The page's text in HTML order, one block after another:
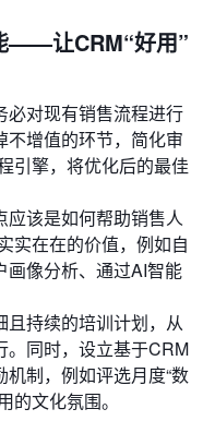
——让CRM“好用”
必对现有销售流程进行
增值的环节，简化审
引擎，将优化后的最佳
应该是如何帮助销售人
实在在的价值，例如自
画像分析、通过AI智能
且持续的培训计划，从
。同时，设立基于CRM
制，例如评选月度“数
的文化氛围。